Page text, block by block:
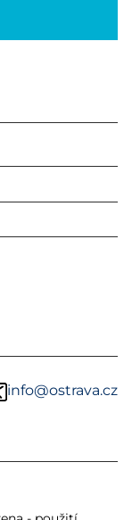
info@ostrava.cz